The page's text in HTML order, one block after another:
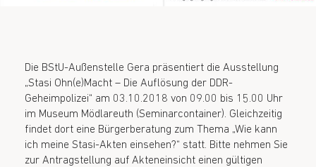
Die BStU-Außenstelle Gera präsentiert die Ausstellung
„Stasi Ohn(e)Macht – Die Auflösung der DDR-
Geheimpolizei“ am 03.10.2018 von 09.00 bis 15.00 Uhr
im Museum Mödlareuth (Seminarcontainer). Gleichzeitig
findet dort eine Bürgerberatung zum Thema „Wie kann
ich meine Stasi-Akten einsehen?“ statt. Bitte nehmen Sie
zur Antragstellung auf Akteneinsicht einen gültigen